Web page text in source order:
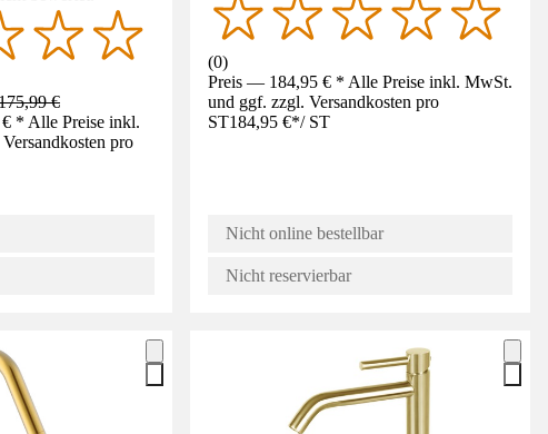
€
* Alle Preise inkl.
pro
(0)
Preis — 184,95 € * Alle Preise inkl. MwSt.
und ggf. zzgl. Versandkosten pro
ST184,95 €*/ ST
Nicht online bestellbar
Nicht reservierbar